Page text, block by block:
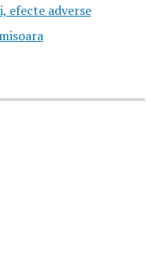
efecte adverse